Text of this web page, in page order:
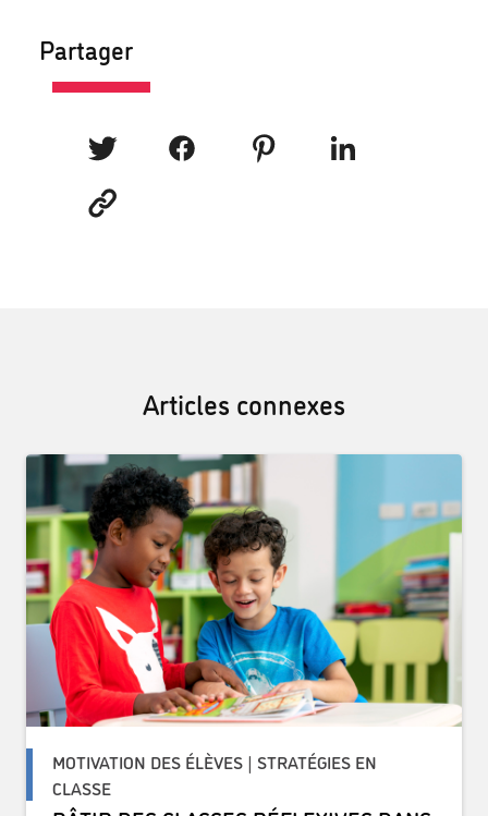
Partager
Articles connexes
MOTIVATION DES ÉLÈVES | STRATÉGIES EN
CLASSE